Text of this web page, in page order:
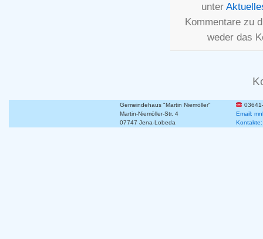
unter
Kommentare zu
weder das
Gemeindehaus "Martin Niemöller"
Martin-Niemöller-Str. 4
Email:
07747 Jena-Lobeda